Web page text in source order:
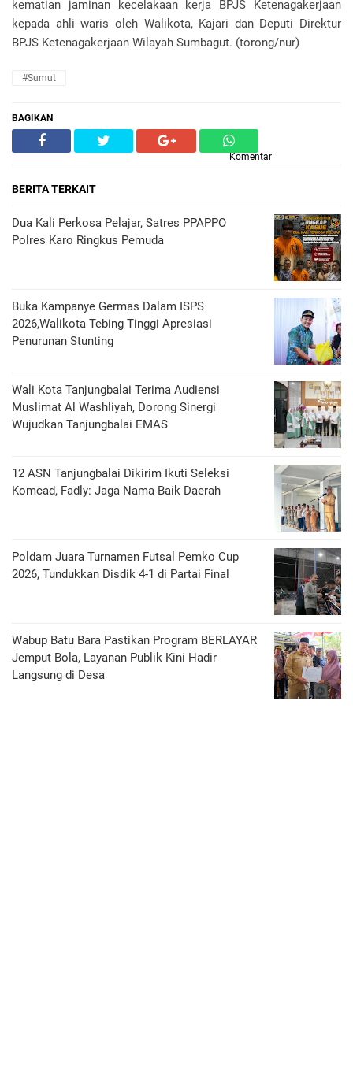
kematian jaminan kecelakaan kerja BPJS Ketenagakerjaan
kepada ahli waris oleh Walikota, Kajari dan Deputi Direktur
BPJS Ketenagakerjaan Wilayah Sumbagut. (torong/nur)
#Sumut
BAGIKAN
Komentar
BERITA TERKAIT
Dua Kali Perkosa Pelajar, Satres PPAPPO
Polres Karo Ringkus Pemuda
Buka Kampanye Germas Dalam ISPS
2026,Walikota Tebing Tinggi Apresiasi
Penurunan Stunting
Wali Kota Tanjungbalai Terima Audiensi
Muslimat Al Washliyah, Dorong Sinergi
Wujudkan Tanjungbalai EMAS
12 ASN Tanjungbalai Dikirim Ikuti Seleksi
Komcad, Fadly: Jaga Nama Baik Daerah
Poldam Juara Turnamen Futsal Pemko Cup
2026, Tundukkan Disdik 4-1 di Partai Final
Wabup Batu Bara Pastikan Program BERLAYAR
Jemput Bola, Layanan Publik Kini Hadir
Langsung di Desa